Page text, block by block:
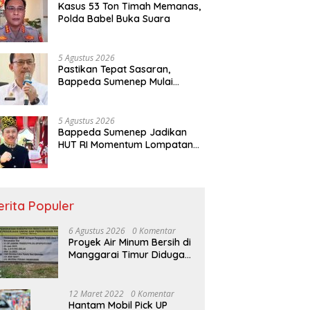
Kasus 53 Ton Timah Memanas,
Polda Babel Buka Suara
5 Agustus 2026
Pastikan Tepat Sasaran,
Bappeda Sumenep Mulai
5 Agustus 2026
Bappeda Sumenep Jadikan
HUT RI Momentum Lompatan
Populer
6 Agustus 2026 0 Komentar
Proyek Air Minum Bersih di
Manggarai Timur Diduga
12 Maret 2022 0 Komentar
Hantam Mobil Pick UP